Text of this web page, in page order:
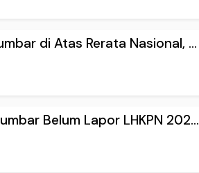
di Atas Rerata Nasional, ...
Belum Lapor LHKPN 202...